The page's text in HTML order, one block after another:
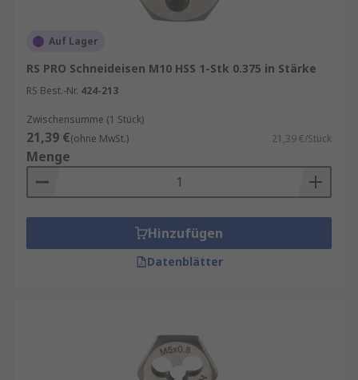
Auf Lager
RS PRO Schneideisen M10 HSS 1-Stk 0.375 in Stärke
RS Best.-Nr. 424-213
Zwischensumme (1 Stück)
21,39 €(ohne MwSt.) 21,39 €/Stück
Menge
Hinzufügen
Datenblätter